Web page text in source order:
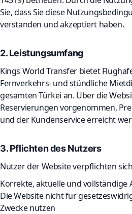
Sie, dass Sie diese
verstanden und akzeptiert haben.
2. Leistungsumfang
Kings World Transfer bietet
Fernverkehrs- und stündliche
gesamten Türkei an. Über die
Reservierungen vorgenommen,
und der Kundenservice erreicht
3. Pflichten des Nutzers
Nutzer der Website verpflichten
Korrekte, aktuelle und vollständige
Die Website nicht für
Zwecke nutzen